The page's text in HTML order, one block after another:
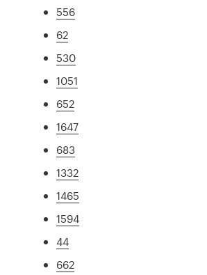
556
62
530
1051
652
1647
683
1332
1465
1594
44
662